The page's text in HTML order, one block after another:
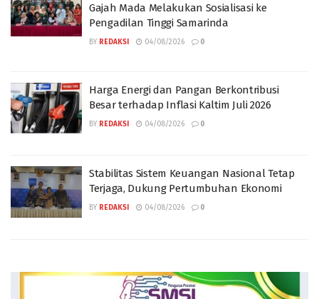
Gajah Mada Melakukan Sosialisasi ke
Pengadilan Tinggi Samarinda
BY REDAKSI 04/08/2026 0
Harga Energi dan Pangan Berkontribusi
Besar terhadap Inflasi Kaltim Juli 2026
BY REDAKSI 04/08/2026 0
Stabilitas Sistem Keuangan Nasional Tetap
Terjaga, Dukung Pertumbuhan Ekonomi
BY REDAKSI 04/08/2026 0